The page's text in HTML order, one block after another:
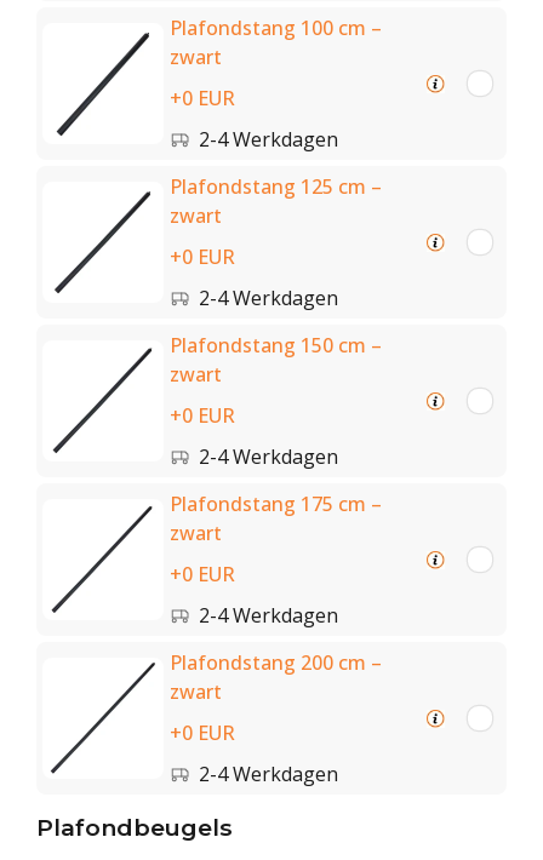
Plafondstang 100 cm –
zwart
+0 EUR
2-4 Werkdagen
Plafondstang 125 cm –
zwart
+0 EUR
2-4 Werkdagen
Plafondstang 150 cm –
zwart
+0 EUR
2-4 Werkdagen
Plafondstang 175 cm –
zwart
+0 EUR
2-4 Werkdagen
Plafondstang 200 cm –
zwart
+0 EUR
2-4 Werkdagen
Plafondbeugels